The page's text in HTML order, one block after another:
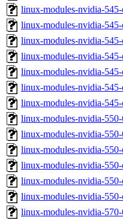
linux-modules-nvidia-
linux-modules-nvidia-
linux-modules-nvidia-
linux-modules-nvidia-
linux-modules-nvidia-
linux-modules-nvidia-
linux-modules-nvidia-
linux-modules-nvidia-
linux-modules-nvidia-
linux-modules-nvidia-
linux-modules-nvidia-
linux-modules-nvidia-
linux-modules-nvidia-
linux-modules-nvidia-